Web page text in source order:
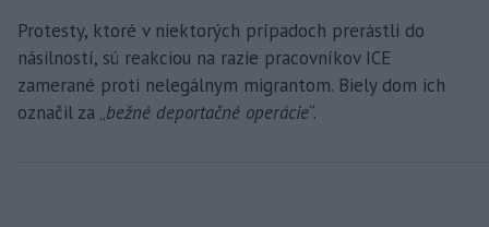
Protesty, ktoré v niektorých prípadoch prerástli do
násilností, sú reakciou na razie pracovníkov ICE
zamerané proti nelegálnym migrantom. Biely dom ich
označil za „bežné deportačné operácie“.